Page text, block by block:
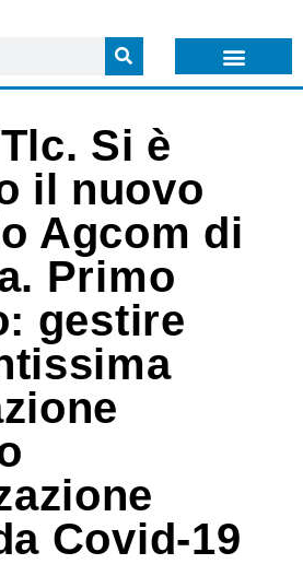
Si è
il nuovo
Agcom di
Primo
gestire
Covid-19